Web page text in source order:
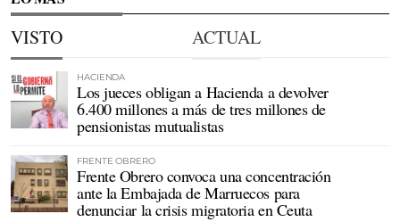
VISTO ACTUAL
HACIENDA
Los jueces obligan a Hacienda a devolver
6.400 millones a más de tres millones de
pensionistas mutualistas
FRENTE OBRERO
Frente Obrero convoca una concentración
ante la Embajada de Marruecos para
denunciar la crisis migratoria en Ceuta